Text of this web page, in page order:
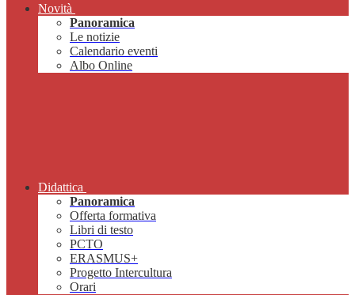
Novità
Panoramica
Le notizie
Calendario eventi
Albo Online
Didattica
Panoramica
Offerta formativa
Libri di testo
PCTO
ERASMUS+
Progetto Intercultura
Orari